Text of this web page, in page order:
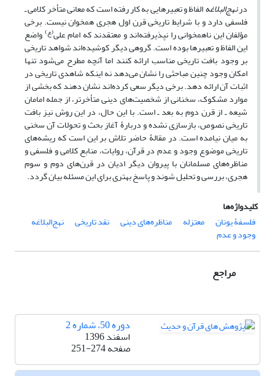
درنهج‌البلاغهالفاظ و تعبیرهایی به ‌کار رفته است که معانی متأخر کلامی ـ
فلسفی دارد و با شرایط تاریخی قرن اول هجری همخوان نیست. برخی
مؤلفان این ناهمخوانی را نپذیرفته‌اند و معتقدند که امام علی(ع) واضع
این الفاظ و تعبیرها بوده ‌است. گروهی دیگر کوشیده‌اند شواهد تاریخی
بر وجود بافت تاریخی مناسب ارائه کنند اما آنچه مطرح می‌شود تنها
امکان وجود چنین مباحثی را نشان می‌دهد نه اینکه شاهدی تاریخی در
اثبات آن ارائه دهد. برخی دیگر سعی کرده‌اند نشان دهند که بخشی از
موارد مشکوک، سخنانی از شخصیت‌های دینی متأخرتر، از جمله امامان
شیعه ـ از قرن دوم به بعد ـ است. با این حال، در این روش نیز بافت
تاریخی نصوص، بازسازی نشده و دربارۀ آغاز بحث و تحولات آن سخنی
به میان نیامده است. در مقالۀ حاضر تلاش بر این است که ریشه‌های
تاریخی موضوع وجود و عدم در قرآن، روایات، منابع کلامی و فلسفی و
مناظره‌های مسلمانان با پیروان دیگر ادیان در قرن‌های دوم و سوم
هجری، بررسی و تحلیل شوند و پاسخ بهتری برای این مسئله بیان گردد.
کلیدواژه‌ها
فلسفۀ یونان
معتزله مناظره‌‌های دینی نقد تاریخی نهج‌البلاغه
وجود و عدم
مراجع
دوره 50، شماره 2
اسفند 1396
صفحه251-274